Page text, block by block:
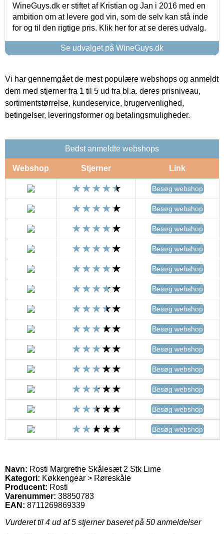
WineGuys.dk er stiftet af Kristian og Jan i 2016 med en
ambition om at levere god vin, som de selv kan stå inde
for og til den rigtige pris. Klik her for at se deres udvalg.
Se udvalget på WineGuys.dk
Vi har gennemgået de mest populære webshops og anmeldt
dem med stjerner fra 1 til 5 ud fra bl.a. deres prisniveau,
sortimentstørrelse, kundeservice, brugervenlighed,
betingelser, leveringsformer og betalingsmuligheder.
Bedst anmeldte webshops
Webshop Stjerner Link
Besøg webshop
Besøg webshop
Besøg webshop
Besøg webshop
Besøg webshop
Besøg webshop
Besøg webshop
Besøg webshop
Besøg webshop
Besøg webshop
Besøg webshop
Besøg webshop
Besøg webshop
Navn: Rosti Margrethe Skålesæt 2 Stk Lime
Kategori: Køkkengear > Røreskåle
Producent: Rosti
Varenummer: 38850783
EAN: 8711269869339
Vurderet til 4 ud af 5 stjerner baseret på 50 anmeldelser